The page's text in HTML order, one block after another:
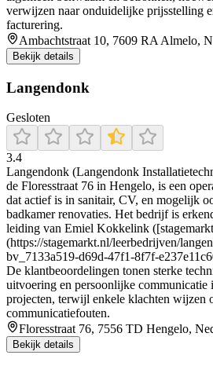
verwijzen naar onduidelijke prijsstelling
facturering.
Ambachtstraat 10, 7609 RA Almelo,
Bekijk details
Langendonk
Gesloten
3.4
Langendonk (Langendonk
de Floresstraat 76 in Hengelo, is een
dat actief is in sanitair, CV, en mogelijk
badkamer renovaties. Het bedrijf is
leiding van Emiel Kokkelink
(https://stagemarkt.nl/leerbedrijven/
bv_7133a519-d69d-47f1-8f7f-
De klantbeoordelingen tonen sterke
uitvoering en persoonlijke communicatie
projecten, terwijl enkele klachten wijzen
communicatiefouten.
Floresstraat 76, 7556 TD Hengelo,
Bekijk details